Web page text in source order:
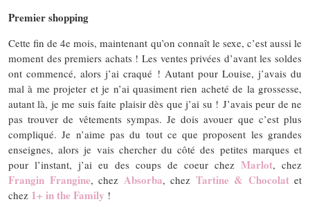
Premier shopping
Cette fin de 4e mois, maintenant qu’on connaît le sexe, c’est aussi le
moment des premiers achats ! Les ventes privées d’avant les soldes
ont commencé, alors j’ai craqué ! Autant pour Louise, j’avais du
mal à me projeter et je n’ai quasiment rien acheté de la grossesse,
autant là, je me suis faite plaisir dès que j’ai su ! J’avais peur de ne
pas trouver de vêtements sympas. Je dois avouer que c’est plus
compliqué. Je n’aime pas du tout ce que proposent les grandes
enseignes, alors je vais chercher du côté des petites marques et
pour l’instant, j’ai eu des coups de coeur chez Marlot, chez
Frangin Frangine, chez Absorba, chez Tartine & Chocolatet
chez 1+ in the Family !